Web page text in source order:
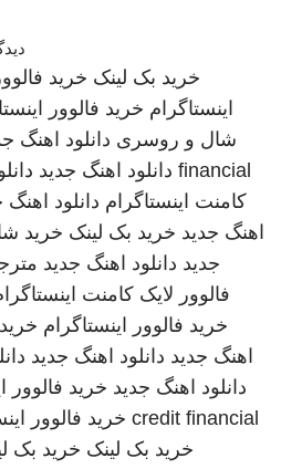
خرید بک لینک خرید
اینستاگرام خرید فالوور
شال و روسری دانلود اهنگ
financial دانلود اهنگ جدید
کامنت اینستاگرام دانلود اهنگ
اهنگ جدید خرید بک لینک خرید
جدید دانلود اهنگ جدید
فالوور لایک کامنت
خرید فالوور اینستاگرام
اهنگ جدید دانلود اهنگ جدید
دانلود اهنگ جدید خرید فالوور
credit financial خرید فالوور
خرید بک لینک خرید بک